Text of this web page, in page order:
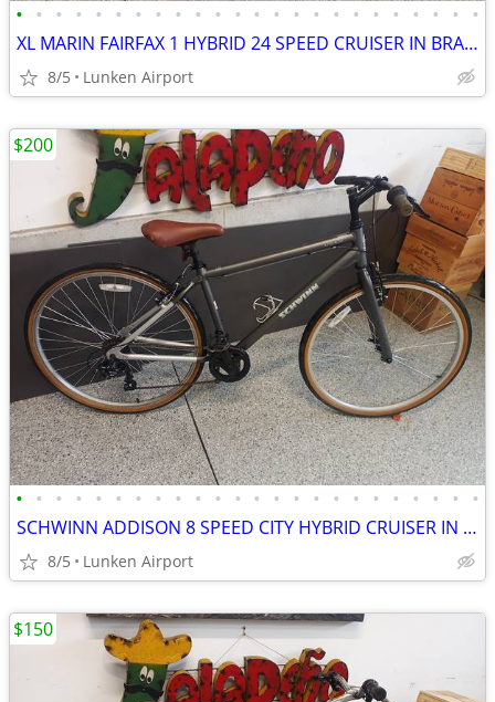
• • • • • • • • • • • • • • • • • • • • • • • •
XL MARIN FAIRFAX 1 HYBRID 24 SPEED CRUISER IN BRAND NEW CONDITION
8/5 Lunken Airport
• • • • • • • • • • • • • • • • • • • • • • • •
SCHWINN ADDISON 8 SPEED CITY HYBRID CRUISER IN PRISTINE CONDITION
8/5 Lunken Airport
$200
$150